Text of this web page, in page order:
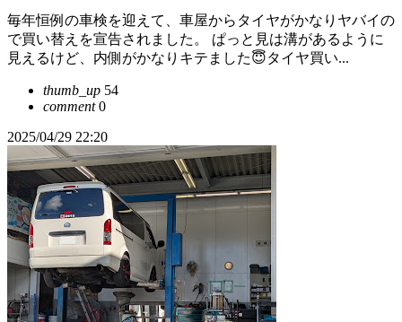
毎年恒例の車検を迎えて、車屋からタイヤがかなりヤバイの
で買い替えを宣告されました。 ぱっと見は溝があるように
見えるけど、内側がかなりキテました😇タイヤ買い...
thumb_up 54
comment0
2025/04/29 22:20